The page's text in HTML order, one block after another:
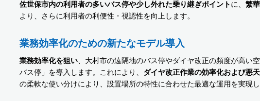
佐世保市内の利用者の多いバス停や少し外れた乗り継ぎポイント に、 繁
より、さらに利用者の利便性・視認性を向上します。
業務効率化のための新たなモデル導入
業務効率化を狙い 、大村市の遠隔地のバス停やダイヤ改正の頻度が高
バス停」を導入します。これにより、 ダイヤ改正作業の効率化および悪
の柔軟な使い分けにより、設置場所の特性に合わせた最適な運用を実現し